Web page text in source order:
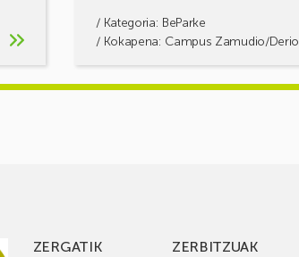
/ Kategoria: BeParke
/ Kokapena: Campus Zamudio/Derio
ZERGATIK
ZERBITZUAK